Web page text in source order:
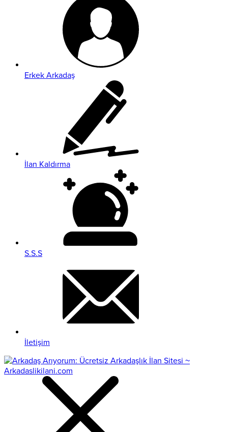
Erkek Arkadaş
İlan Kaldırma
S.S.S
İletişim